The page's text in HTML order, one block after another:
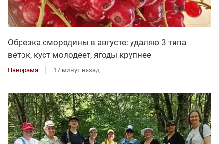
Обрезка смородины в августе: удаляю 3 типа
веток, куст молодеет, ягоды крупнее
Панорама 17 минут назад